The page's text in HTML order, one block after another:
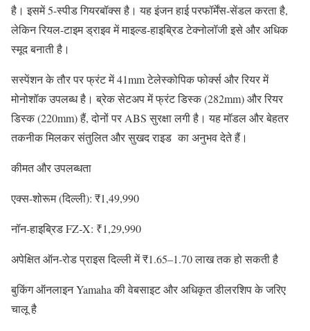
है। इसमें 5-स्पीड गियरबॉक्स है। यह इंजन हाई परफॉर्मेंस-सेंडल करता है,
लेकिन रियल-टाइम ड्राइव में माइल्ड‑हाइब्रिड टेक्नोलॉजी इसे और अधिक
स्मूद बनाती है।
सस्पेंशन के तौर पर फ्रंट में 41mm टेलेस्कोपिक फोर्क्स और रियर में
मोनोशॉक उपलब्ध है। ब्रेक सेटअप में फ्रंट डिस्क (282mm) और रियर
डिस्क (220mm) हैं, दोनों पर ABS सुरक्षा लगी है। यह मॉडल और बेहतर
तकनीक मिलकर संतुलित और सुखद राइड का अनुभव देते हैं।
कीमत और उपलब्धता
एक्स-शोरूम (दिल्ली): ₹1,49,990
नॉन‑हाइब्रिड FZ‑X: ₹1,29,990
अपेक्षित ऑन‑रोड प्राइस दिल्ली में ₹1.65–1.70 लाख तक हो सकती है
बुकिंग ऑनलाइन Yamaha की वेबसाइट और अधिकृत डीलरशिप के जरिए
चालू है